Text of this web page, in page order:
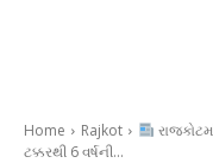
Home Rajkot
ટક્કરથી 6 વર્ષની...